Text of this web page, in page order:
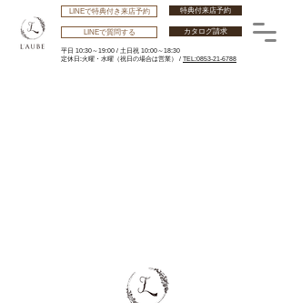
特典付来店予約
LINEで特典付き来店予約
カタログ請求
平日 10:30～19:00 / 土日祝 10:00～18:30
​定休日:火曜・水曜 （祝日の場合は営業） / TEL:0853-21-6788
LINEで質問する